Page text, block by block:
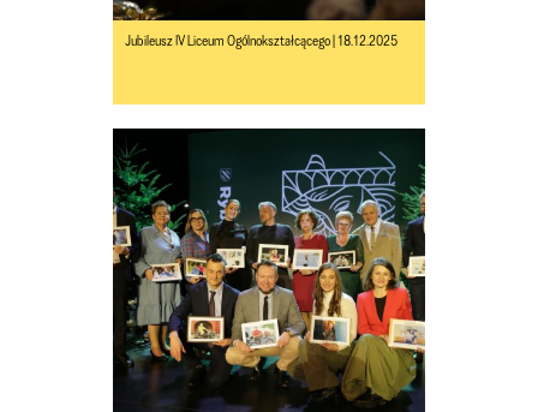
Jubileusz IV Liceum Ogólnokształcącego | 18.12.2025